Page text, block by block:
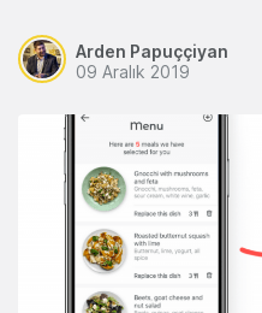
Arden Papuççiyan
09 Aralık 2019